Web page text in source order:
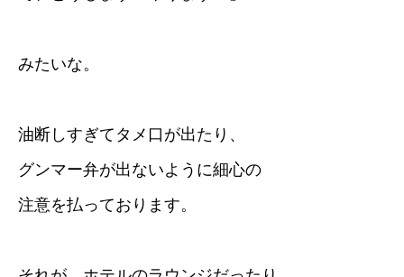
みたいな。
油断しすぎてタメ口が出たり、
グンマー弁が出ないように細心の
注意を払っております。